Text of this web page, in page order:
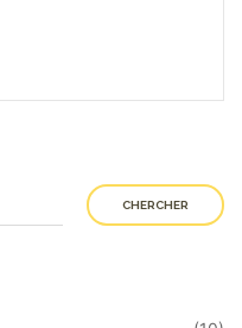
CHERCHER